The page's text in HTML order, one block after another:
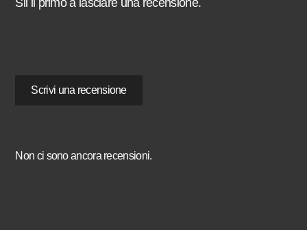
Scrivi una recensione
Non ci sono ancora recensioni.